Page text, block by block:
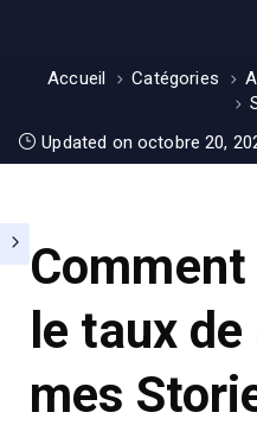
Accueil Catégories
Updated on octobre 20,
le taux
mes